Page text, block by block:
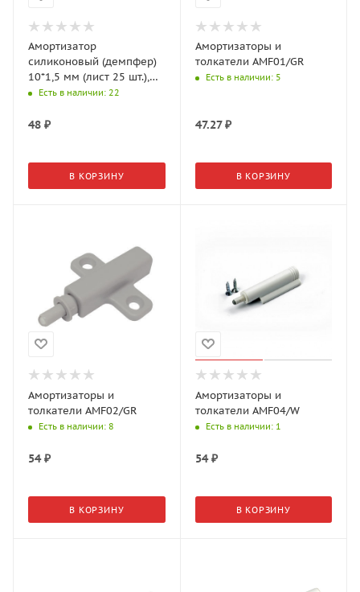
Амортизатор
силиконовый (демпфер)
10*1,5 мм (лист 25 шт.),
AKSЕсть в наличии: 22
48 ₽
В КОРЗИНУ
Амортизаторы и
толкатели AMF01/GR
Есть в наличии: 5
47.27₽
В КОРЗИНУ
Амортизаторы и
толкатели AMF02/GR
Есть в наличии: 8
54₽
В КОРЗИНУ
Амортизаторы и
толкатели AMF04/W
Есть в наличии: 1
54₽
В КОРЗИНУ